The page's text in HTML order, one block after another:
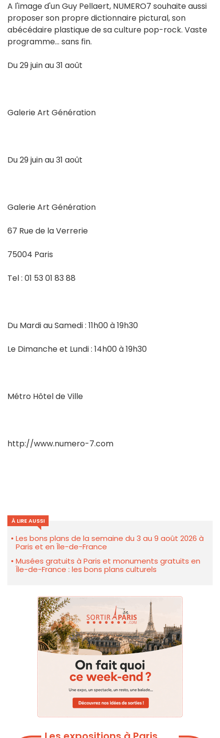
A l'image d'un Guy Pellaert, NUMERO7 souhaite aussi
proposer son propre dictionnaire pictural, son
abécédaire plastique de sa culture pop-rock. Vaste
programme... sans fin.
Du 29 juin au 31 août
Galerie Art Génération
Du 29 juin au 31 août
Galerie Art Génération
67 Rue de la Verrerie
75004 Paris
Tel : 01 53 01 83 88
Du Mardi au Samedi : 11h00 à 19h30
Le Dimanche et Lundi : 14h00 à 19h30
Métro Hôtel de Ville
http://www.numero-7.com
À LIRE AUSSI
Les bons plans de la semaine du 3 au 9 août 2026 à
Paris et en Île-de-France
Musées gratuits à Paris et monuments gratuits en
Île-de-France : les bons plans culturels